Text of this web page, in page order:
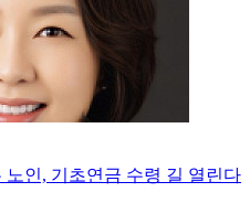
노인, 기초연금 수령 길 열린다